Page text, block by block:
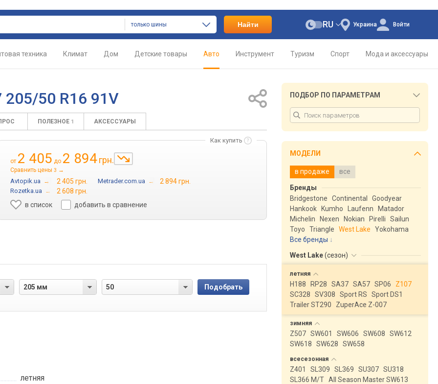
только шины Найти Украина
RU Войти
техника Климат Дом Детские товары Авто Инструмент Туризм Спорт Мода и аксессуары
50 R16 91V
ПОЛЕЗНОЕ 1 АКСЕССУАРЫ
Как купить
от 2 405 до 2 894грн.
Сравнить цены 3 →
Avtopik.ua → 2 405 грн. Metrader.com.ua → 2 894 грн.
Rozetka.ua →
2 608 грн.
в список
добавить в сравнение
летняя
ПОДБОР ПО ПАРАМЕТРАМ
МОДЕЛИ
в продаже все
Бренды
Bridgestone
Continental
Goodyear
Hankook
Kumho Laufenn
Matador
Michelin
Nexen Nokian Pirelli
Sailun
Toyo
Triangle West Lake
Yokohama
Все бренды
West Lake(сезон)
летняя
H188 RP28 SA37 SA57 SP06
Z107
SC328
SV308 Sport RS
Sport DS1
Trailer ST290
ZuperAce Z-007
зимняя
Z507 SW601 SW606 SW608
SW612
SW618
SW628 SW658
всесезонная
Z401 SL309 SL369 SU307 SU318
SL366 M/T All Season Master SW613